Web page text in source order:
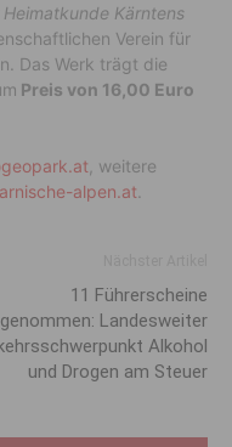
Kärntens
Verein für
Das Werk trägt die
Preis von 16,00 Euro
, weitere
alpen.at
11 Führerscheine
Landesweiter
Alkohol
und Drogen am Steuer